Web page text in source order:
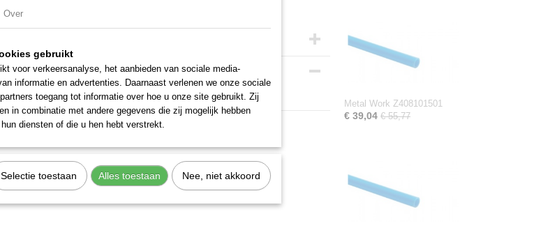
Z408101541
Z408101541
0,85 Kg
naturel C98A (25 mtr).
Metal Work Z408101501
€ 39,04 € 55,77
Over
gebruikt
voor verkeersanalyse, het aanbieden van sociale media-
informatie en advertenties. Daarnaast verlenen we onze sociale
toegang tot informatie over hoe u onze site gebruikt. Zij
in combinatie met andere gegevens die zij mogelijk hebben
diensten of die u hen hebt verstrekt.
Selectie toestaan Alles toestaan Nee, niet akkoord